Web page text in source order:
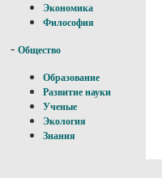
Экономика
Философия
- Общество
Образование
Развитие науки
Ученые
Экология
Знания